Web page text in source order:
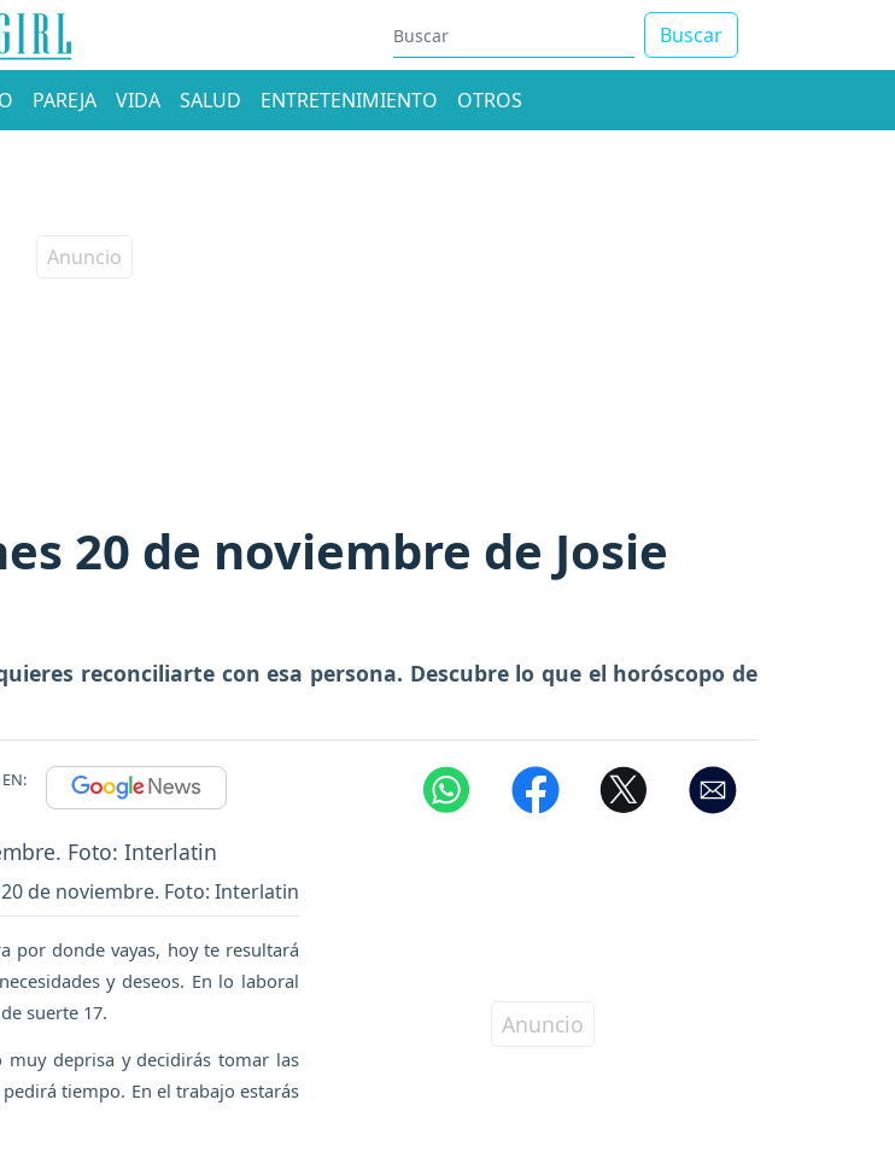
Buscar
PAREJA VIDA SALUD ENTRETENIMIENTO OTROS
20 de noviembre de Josie
reconciliarte con esa persona. Descubre lo que el horóscopo de
de noviembre. Foto: Interlatin
por donde vayas, hoy te resultará
y deseos. En lo laboral
suerte 17.
muy deprisa y decidirás tomar las
tiempo. En el trabajo estarás